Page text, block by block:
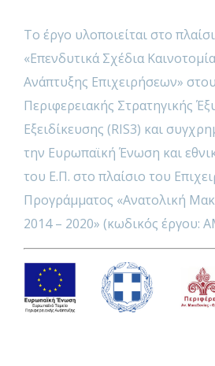
Το έργο υλοποιείται στο
«Επενδυτικά Σχέδια
Ανάπτυξης Επιχειρήσεων»
Περιφερειακής Στρατηγικής
Εξειδίκευσης (RIS3) και
την Ευρωπαϊκή Ένωση και
του Ε.Π. στο πλαίσιο του
Προγράμματος «Ανατολική
2014 – 2020» (κωδικός έργου: